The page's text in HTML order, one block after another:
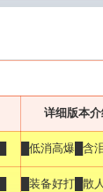
详细版本